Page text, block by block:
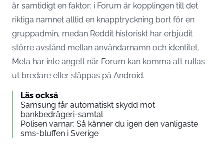
är samtidigt en faktor: i Forum är kopplingen till det
riktiga namnet alltid en knapptryckning bort för en
gruppadmin, medan Reddit historiskt har erbjudit
större avstånd mellan användarnamn och identitet.
Meta har inte angett när Forum kan komma att rullas
ut bredare eller släppas på Android.
Läs också
Samsung får automatiskt skydd mot
bankbedrägeri-samtal
Polisen varnar: Så känner du igen den vanligaste
sms-bluffen i Sverige